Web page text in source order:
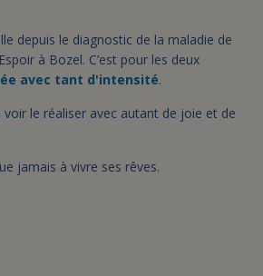
depuis le diagnostic de la maladie de
à Bozel. C’est pour les deux
avec tant d'intensité.
le réaliser avec autant de joie et de
jamais à vivre ses rêves.